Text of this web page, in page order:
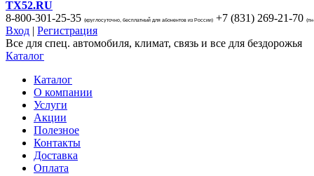
TX52.RU
8-800-301-25-35 (круглосуточно, бесплатный для абонентов из России) +7 (831) 269-21-70
Вход | Регистрация
Все для спец. автомобиля, климат, связь и все для бездорожья
Каталог
Каталог
О компании
Услуги
Акции
Полезное
Контакты
Доставка
Оплата